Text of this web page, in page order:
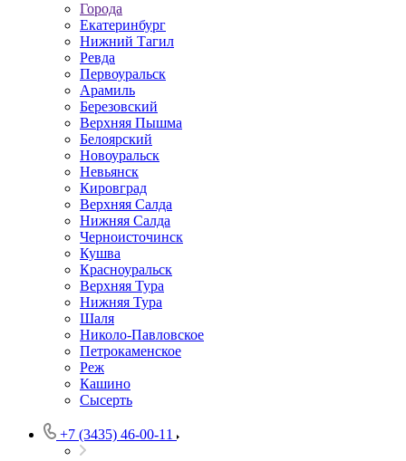
Города
Екатеринбург
Нижний Тагил
Ревда
Первоуральск
Арамиль
Березовский
Верхняя Пышма
Белоярский
Новоуральск
Невьянск
Кировград
Верхняя Салда
Нижняя Салда
Черноисточинск
Кушва
Красноуральск
Верхняя Тура
Нижняя Тура
Шаля
Николо-Павловское
Петрокаменское
Реж
Кашино
Сысерть
+7 (3435) 46-00-11